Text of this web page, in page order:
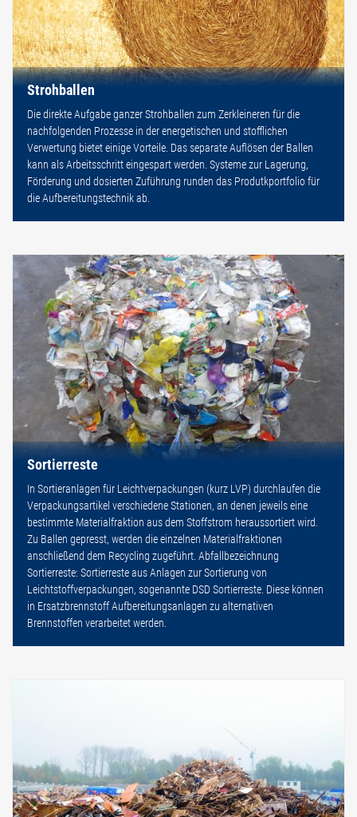
Strohballen
Die direkte Aufgabe ganzer Strohballen zum Zerkleineren für die
nachfolgenden Prozesse in der energetischen und stofflichen
Verwertung bietet einige Vorteile. Das separate Auflösen der Ballen
kann als Arbeitsschritt eingespart werden. Systeme zur Lagerung,
Förderung und dosierten Zuführung runden das Produtkportfolio für
die Aufbereitungstechnik ab.
Sortierreste
In Sortieranlagen für Leichtverpackungen (kurz LVP) durchlaufen die
Verpackungsartikel verschiedene Stationen, an denen jeweils eine
bestimmte Materialfraktion aus dem Stoffstrom heraussortiert wird.
Zu Ballen gepresst, werden die einzelnen Materialfraktionen
anschließend dem Recycling zugeführt. Abfallbezeichnung
Sortierreste: Sortierreste aus Anlagen zur Sortierung von
Leichtstoffverpackungen, sogenannte DSD Sortierreste. Diese können
in Ersatzbrennstoff Aufbereitungsanlagen zu alternativen
Brennstoffen verarbeitet werden.